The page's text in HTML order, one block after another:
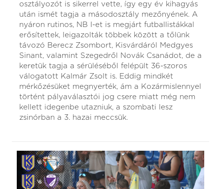
osztályozót is sikerrel vette, így egy év kihagyás
után ismét tagja a másodosztály mezőnyének. A
nyáron rutinos, NB I-et is megjárt futballistákkal
erősítettek, leigazolták többek között a tőlünk
távozó Berecz Zsombort, Kisvárdáról Medgyes
Sinant, valamint Szegedről Novák Csanádot, de a
keretük tagja a sérüléséből felépült 36-szoros
válogatott Kalmár Zsolt is. Eddig mindkét
mérkőzésüket megnyerték, ám a Kozármislennyel
történt pályaválasztói jog csere miatt még nem
kellett idegenbe utazniuk, a szombati lesz
zsinórban a 3. hazai meccsük.